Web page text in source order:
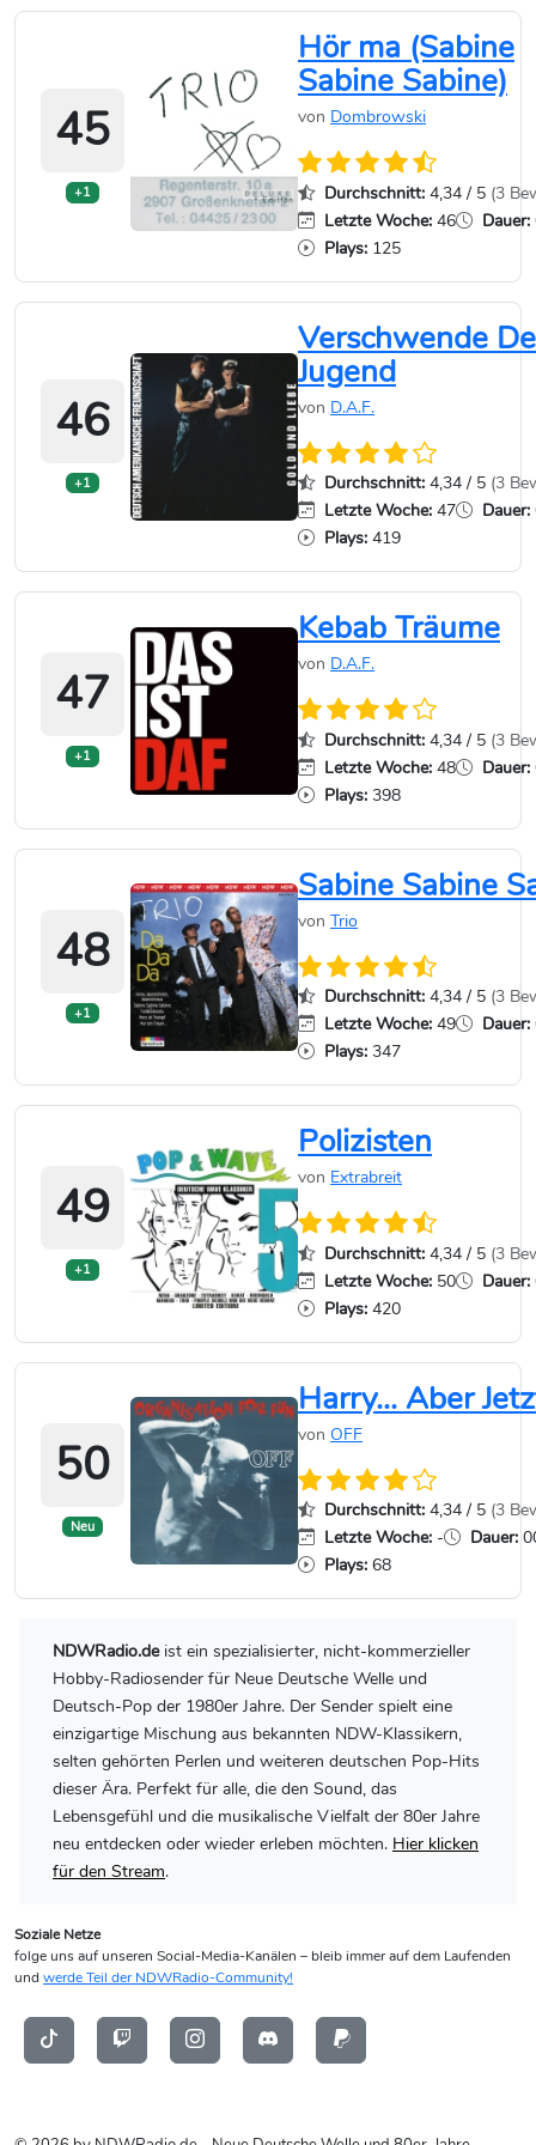
45
+1
Hör ma (Sabine
Sabine Sabine)
von Dombrowski
Durchschnitt: 4,34 / 5 (3
Letzte Woche: 46 Dauer:
Plays: 125
46
+1
Verschwende
Jugend
von D.A.F.
Durchschnitt: 4,34 / 5 (3
Letzte Woche: 47 Dauer:
Plays: 419
47
+1
Kebab Träume
von D.A.F.
Durchschnitt: 4,34 / 5 (3
Letzte Woche: 48 Dauer:
Plays: 398
48
+1
Sabine Sabine
von Trio
Durchschnitt: 4,34 / 5 (3
Letzte Woche: 49 Dauer:
Plays: 347
49
+1
Polizisten
von Extrabreit
Durchschnitt: 4,34 / 5 (3
Letzte Woche: 50 Dauer:
Plays: 420
50
Neu
Harry... Aber
von OFF
Durchschnitt: 4,34 / 5 (3
Letzte Woche: - Dauer:
Plays: 68
NDWRadio.deist ein spezialisierter, nicht-kommerzieller
Hobby-Radiosender für Neue Deutsche Welle und
Deutsch-Pop der 1980er Jahre. Der Sender spielt eine
einzigartige Mischung aus bekannten NDW-Klassikern,
selten gehörten Perlen und weiteren deutschen Pop-Hits
dieser Ära. Perfekt für alle, die den Sound, das
Lebensgefühl und die musikalische Vielfalt der 80er Jahre
neu entdecken oder wieder erleben möchten. Hier klicken
für den Stream.
Soziale Netze
folge uns auf unseren Social-Media-Kanälen – bleib immer auf dem Laufenden
und werde Teil der NDWRadio-Community!